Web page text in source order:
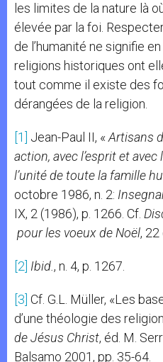
les limites de la nature là
élevée par la foi.
de l’humanité ne signifie
religions historiques ont
tout comme il existe des
dérangées de la religion.
[1] Jean-Paul II, « Artisans
action, avec l’esprit et
l’unité de toute la famille
octobre 1986, n. 2:
IX, 2 (1986), p. 1266. Cf.
pour les voeux de Noël,
[2] Ibid., n. 4, p. 1267.
[3] Cf. G.L. Müller, «Les
d’une théologie des
de Jésus Christ, éd. M.
Balsamo 2001, pp. 35-64.